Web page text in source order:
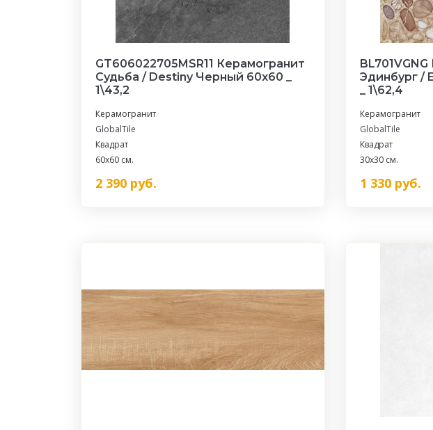
GT606022705MSR11 Керамогранит
Судьба / Destiny Черный 60x60 _
1\43,2
Керамогранит
GlobalTile
Квадрат
60x60 см.
2 390 руб.
Эдинбург /
_ 1\62,4
Керамогранит
GlobalTile
Квадрат
30x30 см.
1 330руб.